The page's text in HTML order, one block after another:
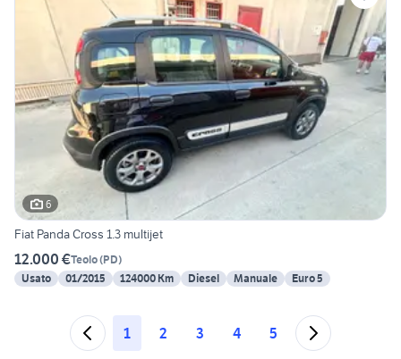
6
Fiat Panda Cross 1.3 multijet
12.000 €Teolo(PD)
Usato
01/2015 124000 Km Diesel Manuale Euro 5
1 2 3 4 5